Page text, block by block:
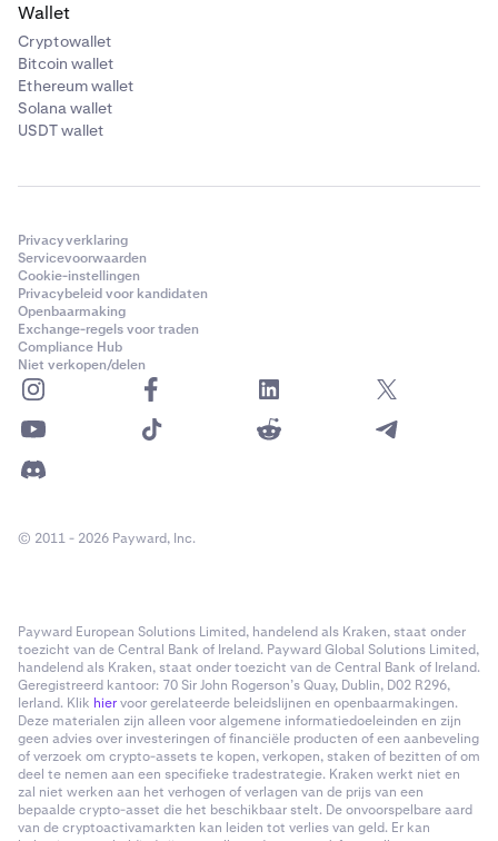
Wallet
Cryptowallet
Bitcoin wallet
Ethereum wallet
Solana wallet
USDT wallet
Privacyverklaring
Servicevoorwaarden
Cookie-instellingen
Privacybeleid voor kandidaten
Openbaarmaking
Exchange-regels voor traden
Compliance Hub
Niet verkopen/delen
© 2011 - 2026 Payward, Inc.
Payward European Solutions Limited, handelend als Kraken, staat onder
toezicht van de Central Bank of Ireland. Payward Global Solutions Limited,
handelend als Kraken, staat onder toezicht van de Central Bank of Ireland.
Geregistreerd kantoor: 70 Sir John Rogerson’s Quay, Dublin, D02 R296,
Ierland. Klik hiervoor gerelateerde beleidslijnen en openbaarmakingen.
Deze materialen zijn alleen voor algemene informatiedoeleinden en zijn
geen advies over investeringen of financiële producten of een aanbeveling
of verzoek om crypto-assets te kopen, verkopen, staken of bezitten of om
deel te nemen aan een specifieke tradestrategie. Kraken werkt niet en
zal niet werken aan het verhogen of verlagen van de prijs van een
bepaalde crypto-asset die het beschikbaar stelt. De onvoorspelbare aard
van de cryptoactivamarkten kan leiden tot verlies van geld. Er kan